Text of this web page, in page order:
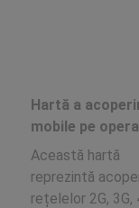
Hartă a
mobile pe
Această hartă
reprezintă
rețelelor 2G, 3G,